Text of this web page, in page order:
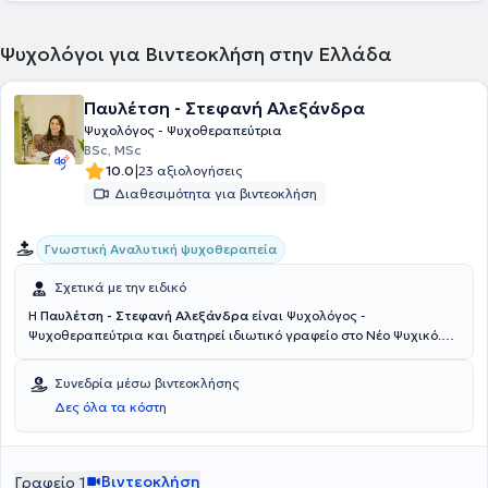
Ψυχολόγοι για Βιντεοκλήση στην Ελλάδα
Παυλέτση - Στεφανή Αλεξάνδρα
Ψυχολόγος - Ψυχοθεραπεύτρια
BSc, MSc
10.0|23 αξιολογήσεις
Διαθεσιμότητα για βιντεοκλήση
Γνωστική Αναλυτική ψυχοθεραπεία
Σχετικά με την ειδικό
Η Παυλέτση - Στεφανή Αλεξάνδρα είναι Ψυχολόγος -
Ψυχοθεραπεύτρια και διατηρεί ιδιωτικό γραφείο στο Νέο Ψυχικό.
«Προαγωγή Ψυχικής Υγείας και Πρόληψη Ψυχιατρικών
Διαταραχών» από την Ιατρική Σχολή του Πανεπιστημίου Αθηνών
και έχει εκπαιδευτεί στην Γνωστική Αναλυτική Ψυχοθεραπεία (CAT).
Παράλληλα είναι μέλος του Πανελλήνιου Συλλόγου Ψυχολόγων,
ιστοσελίδες σε θέματα ψυχολογίας. Επιπλέον, η εθελοντική της
Συνεδρία μέσω βιντεοκλήσης
Δες όλα τα κόστη
Γραφείο 1 Βιντεοκλήση